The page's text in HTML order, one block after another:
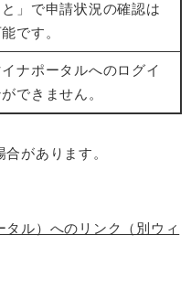
と」で申請状況の確認は
です。
イナポータルへのログイ
ができません。
があります。
タル）へのリンク（別ウィ